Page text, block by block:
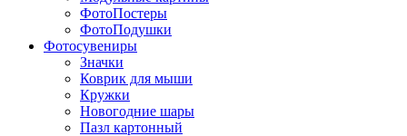
ФотоПостеры
ФотоПодушки
Фотоcувениры
Значки
Коврик для мыши
Кружки
Новогодние шары
Пазл картонный